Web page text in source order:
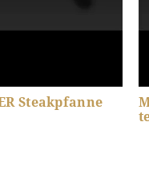
Steakpfanne